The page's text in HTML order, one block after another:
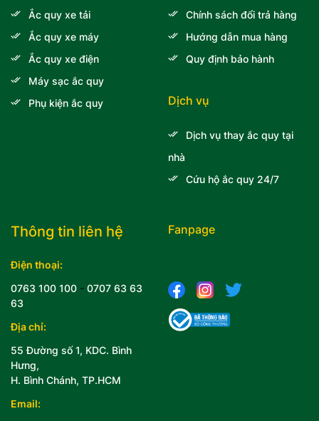
Thông tin liên hệ
Điện thoại:
0763 100 100 - 0707 63 63
63
Địa chỉ:
55 Đường số 1, KDC. Bình
Hưng,
H. Bình Chánh, TP.HCM
Email:
Ắc quy xe tải
Ắc quy xe máy
Ắc quy xe điện
Máy sạc ắc quy
Phụ kiện ắc quy
Chính sách đổi trả hàng
Hướng dẫn mua hàng
Quy định bảo hành
Dịch vụ
Dịch vụ thay ắc quy tại
nhà
Cứu hộ ắc quy 24/7
Fanpage